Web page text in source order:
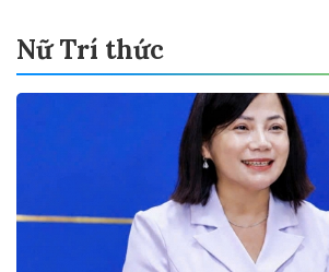
Nữ Trí thức